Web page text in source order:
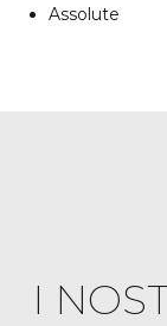
Assolute
I